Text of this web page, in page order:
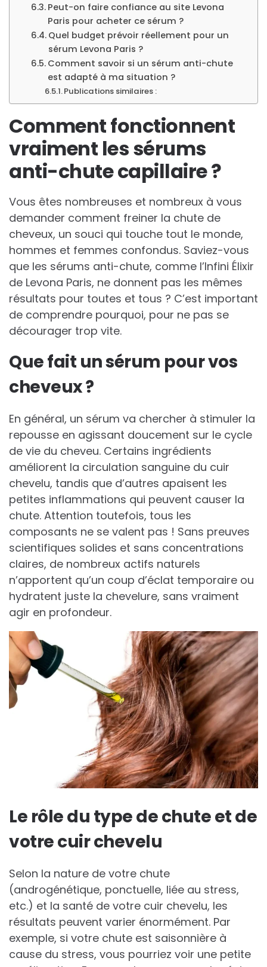
Peut-on faire confiance au site Levona
Paris pour acheter ce sérum ?
Quel budget prévoir réellement pour un
sérum Levona Paris ?
Comment savoir si un sérum anti-chute
est adapté à ma situation ?
Publications similaires :
Comment fonctionnent
vraiment les sérums
anti-chute capillaire ?
Vous êtes nombreuses et nombreux à vous
demander comment freiner la chute de
cheveux, un souci qui touche tout le monde,
hommes et femmes confondus. Saviez-vous
que les sérums anti-chute, comme l’Infini Élixir
de Levona Paris, ne donnent pas les mêmes
résultats pour toutes et tous ? C’est important
de comprendre pourquoi, pour ne pas se
décourager trop vite.
Que fait un sérum pour vos
cheveux ?
En général, un sérum va chercher à stimuler la
repousse en agissant doucement sur le cycle
de vie du cheveu. Certains ingrédients
améliorent la circulation sanguine du cuir
chevelu, tandis que d’autres apaisent les
petites inflammations qui peuvent causer la
chute. Attention toutefois, tous les
composants ne se valent pas ! Sans preuves
scientifiques solides et sans concentrations
claires, de nombreux actifs naturels
n’apportent qu’un coup d’éclat temporaire ou
hydratent juste la chevelure, sans vraiment
agir en profondeur.
Le rôle du type de chute et de
votre cuir chevelu
Selon la nature de votre chute
(androgénétique, ponctuelle, liée au stress,
etc.) et la santé de votre cuir chevelu, les
résultats peuvent varier énormément. Par
exemple, si votre chute est saisonnière à
cause du stress, vous pourriez voir une petite